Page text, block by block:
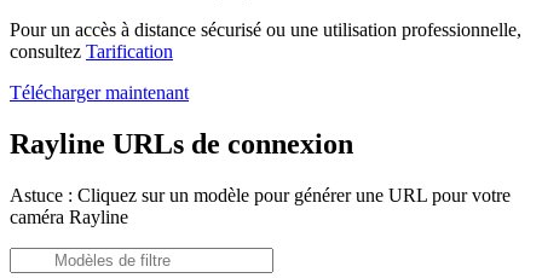
Pour un accès à distance sécurisé ou une utilisation professionnelle,
consultez Tarification
Télécharger maintenant
Rayline URLs de connexion
Astuce : Cliquez sur un modèle pour générer une URL pour votre
caméra Rayline